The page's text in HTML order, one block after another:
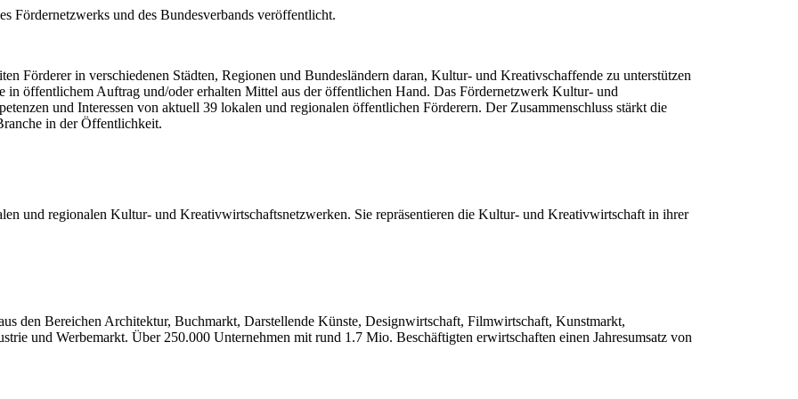
Fördernetzwerks und des Bundesverbands veröffentlicht.
Förderer in verschiedenen Städten, Regionen und Bundesländern daran, Kultur- und Kreativschaffende zu unterstützen
in öffentlichem Auftrag und/oder erhalten Mittel aus der öffentlichen Hand. Das Fördernetzwerk Kultur- und
und Interessen von aktuell 39 lokalen und regionalen öffentlichen Förderern. Der Zusammenschluss stärkt die
in der Öffentlichkeit.
und regionalen Kultur- und Kreativwirtschaftsnetzwerken. Sie repräsentieren die Kultur- und Kreativwirtschaft in ihrer
den Bereichen Architektur, Buchmarkt, Darstellende Künste, Designwirtschaft, Filmwirtschaft, Kunstmarkt,
und Werbemarkt. Über 250.000 Unternehmen mit rund 1.7 Mio. Beschäftigten erwirtschaften einen Jahresumsatz von